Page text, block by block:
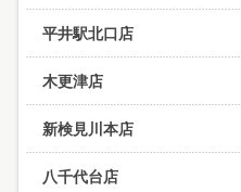
平井駅北口店
木更津店
新検見川本店
八千代台店